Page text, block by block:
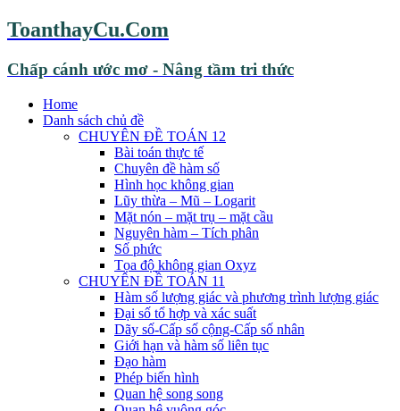
ToanthayCu.Com
Chấp cánh ước mơ - Nâng tầm tri thức
Home
Danh sách chủ đề
CHUYÊN ĐỀ TOÁN 12
Bài toán thực tế
Chuyên đề hàm số
Hình học không gian
Lũy thừa – Mũ – Logarit
Mặt nón – mặt trụ – mặt cầu
Nguyên hàm – Tích phân
Số phức
Tọa độ không gian Oxyz
CHUYÊN ĐỀ TOÁN 11
Hàm số lượng giác và phương trình lượng giác
Đại số tổ hợp và xác suất
Dãy số-Cấp số cộng-Cấp số nhân
Giới hạn và hàm số liên tục
Đạo hàm
Phép biến hình
Quan hệ song song